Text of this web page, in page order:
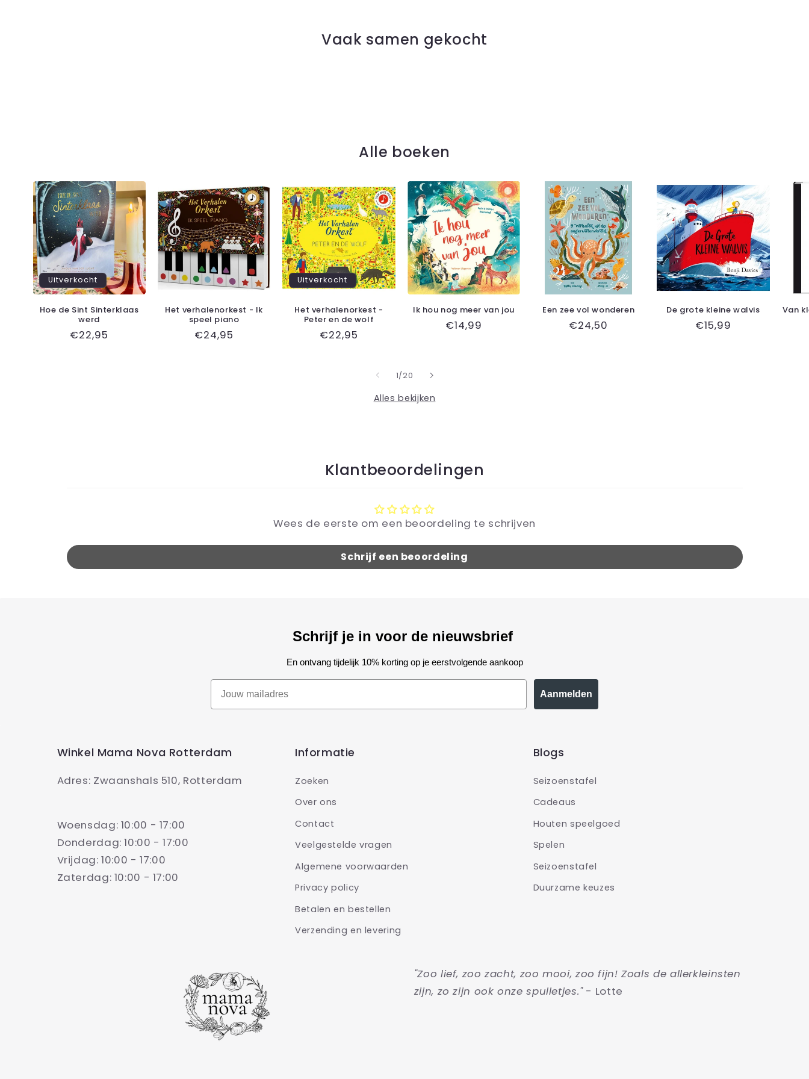
Vaak samen gekocht
Alle boeken
Uitverkocht
Hoe de Sint Sinterklaas
werd
Normale
€22,95
Het verhalenorkest - Ik
speel piano
Normale
€24,95
Uitverkocht
Het verhalenorkest -
Peter en de wolf
Normale
€22,95
Ik hou nog meer van jou
Normale
€14,99
Een zee vol wonderen
Normale
€24,50
De grote kleine walvis
Normale
€15,99
Van
1/ van
20
Alles bekijken
Klantbeoordelingen
Wees de eerste om een beoordeling te schrijven
Schrijf een beoordeling
Schrijf je in voor de nieuwsbrief
En ontvang tijdelijk 10% korting op je eerstvolgende aankoop
Aanmelden
Winkel Mama Nova Rotterdam
Adres: Zwaanshals 510, Rotterdam
Woensdag: 10:00 - 17:00
Donderdag: 10:00 - 17:00
Vrijdag: 10:00 - 17:00
Zaterdag: 10:00 - 17:00
Informatie
Zoeken
Over ons
Contact
Veelgestelde vragen
Algemene voorwaarden
Privacy policy
Betalen en bestellen
Verzending en levering
Blogs
Seizoenstafel
Cadeaus
Houten speelgoed
Spelen
Seizoenstafel
Duurzame keuzes
"Zoo lief, zoo zacht, zoo mooi, zoo fijn! Zoals de allerkleinsten
zijn, zo zijn ook onze spulletjes."- Lotte